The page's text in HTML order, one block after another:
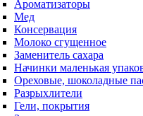
Ароматизаторы
Мед
Консервация
Молоко сгущенное
Заменитель сахара
Начинки маленькая
Ореховые, шоколадные
Разрыхлители
Гели, покрытия